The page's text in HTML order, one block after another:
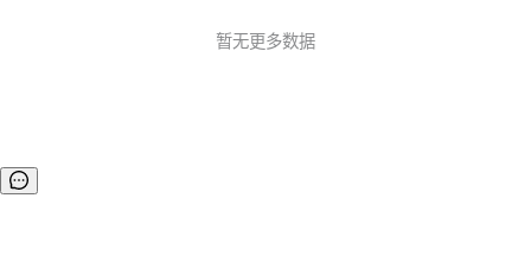
意味着企业可以完全掌控数据的存储和管理。数据不再存储在
暂无更多数据